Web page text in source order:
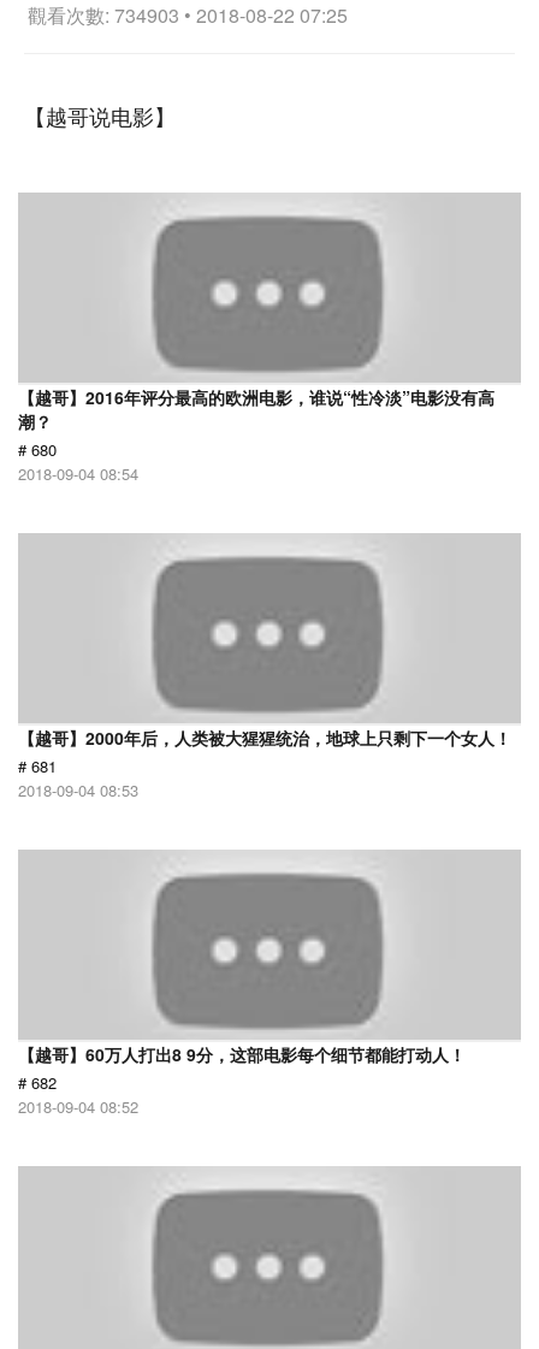
觀看次數: 734903 • 2018-08-22 07:25
【越哥说电影】
【越哥】2016年评分最高的欧洲电影，谁说“性冷淡”电影没有高
潮？
# 680
2018-09-04 08:54
【越哥】2000年后，人类被大猩猩统治，地球上只剩下一个女人！
# 681
2018-09-04 08:53
【越哥】60万人打出8 9分，这部电影每个细节都能打动人！
# 682
2018-09-04 08:52